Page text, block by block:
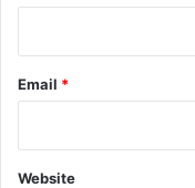
Email *
Website